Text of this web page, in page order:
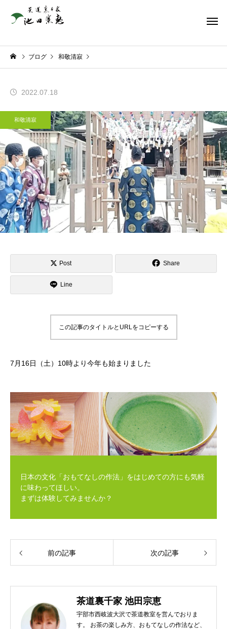
ブログ 和敬清寂
2022.07.18
和敬清寂
Post Share
Line
この記事のタイトルとURLをコピーする
7月16日（土）10時より今年も始まりました
日本の文化「おもてなしの作法」をはじめての方にも気軽
に味わってほしい。
まずは体験してみませんか？
前の記事 次の記事
茶道裏千家 池田宗恵
宇部市西岐波大沢で茶道教室を営んでおりま
す。 お茶の楽しみ方、おもてなしの作法など、